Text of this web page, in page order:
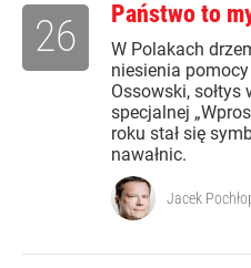
Państwo to
W Polakach
niesienia
Ossowski, sołtys
specjalnej
roku stał się
nawałnic.
26
Jacek